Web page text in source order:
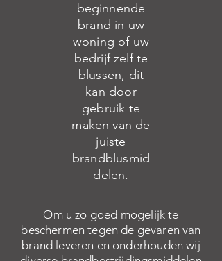
beginnende
brand in uw
woning of uw
bedrijf zelf te
blussen, dit
kan door
gebruik te
maken van de
juiste
brandblusmid
delen.
Om u zo goed mogelijk te
beschermen tegen de gevaren van
brand leveren en onderhouden wij